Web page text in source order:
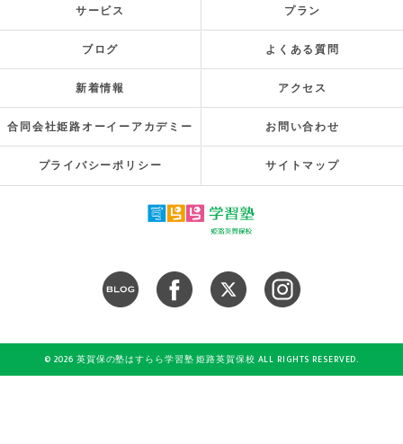
サービス プラン
ブログ よくある質問
新着情報 アクセス
合同会社姫路オーイーアカデミー お問い合わせ
プライバシーポリシー サイトマップ
© 2026 英賀保の塾はすらら学習塾 姫路英賀保校 ALL RIGHTS RESERVED.